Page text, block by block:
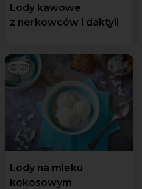
Lody kawowe
z nerkowców i daktyli
Lody na mleku
kokosowym